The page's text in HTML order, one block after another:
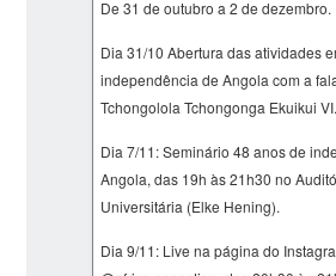
De 31 de outubro a 2 de dezembro.
Dia 31/10 Abertura das atividades
independência de Angola com a
Tchongolola Tchongonga Ekuikui VI.
Dia 7/11: Seminário 48 anos de
Angola, das 19h às 21h30 no
Universitária (Elke Hening).
Dia 9/11: Live na página do